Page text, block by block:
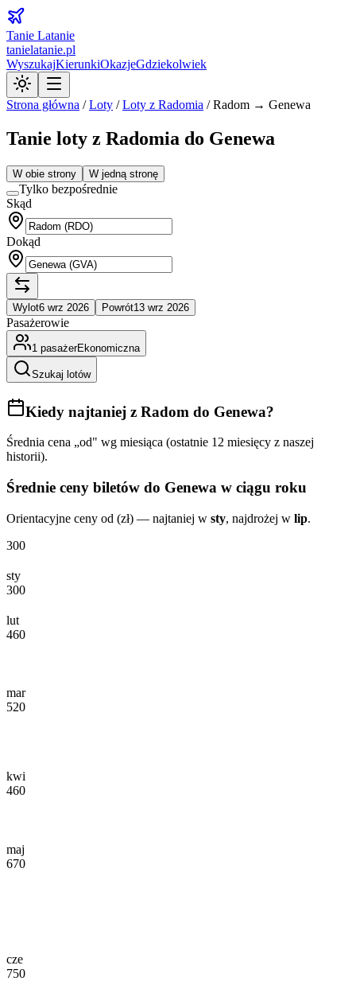
Tanie Latanie
tanielatanie.pl
WyszukajKierunkiOkazjeGdziekolwiek
Strona główna /Loty /Loty z Radomia /Radom → Genewa
Tanie loty z Radomia do Genewa
W obie strony W jedną stronę
Tylko bezpośrednie
Skąd
Dokąd
Wylot6 wrz 2026 Powrót13 wrz 2026
Pasażerowie
1 pasażerEkonomiczna
Szukaj lotów
Kiedy najtaniej z Radom do Genewa?
Średnia cena „od" wg miesiąca (ostatnie 12 miesięcy z naszej
historii).
Średnie ceny biletów do Genewa w ciągu roku
Orientacyjne ceny od (zł) — najtaniej w sty, najdrożej w lip.
300
sty
300
lut
460
mar
520
kwi
460
maj
670
cze
750